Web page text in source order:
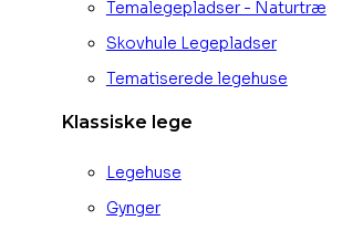
Temalegepladser - Naturtræ
Skovhule Legepladser
Tematiserede legehuse
Klassiske lege
Legehuse
Gynger